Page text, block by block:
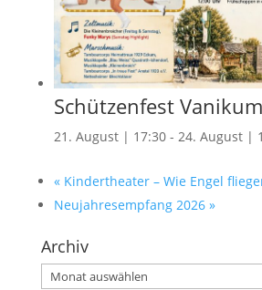
Schützenfest Vanikum
21. August | 17:30- 24. August |
«Kindertheater – Wie Engel
Neujahresempfang 2026 »
Archiv
Archiv